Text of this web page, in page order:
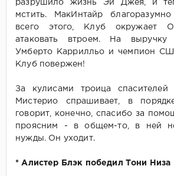
разрушило жизнь Эй Джея, и
мстить. МакИнтайр
всего этого, Клуб окружает
атаковать втроем. На выручку
Умберто Каррилльо и чемпион
Клуб повержен!
За кулисами троица
Мистерио спрашивает, в
говорит, конечно, спасибо за
проясним - в общем-то, в ней
нужды. Он уходит.
* Алистер Блэк победил Тони Низа